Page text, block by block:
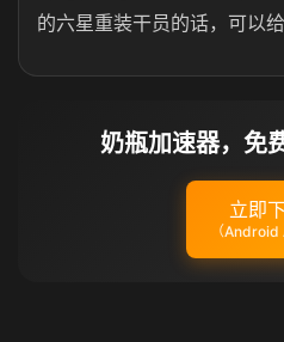
的六星重装干员的话，可以
奶瓶加速器，免
立即
（Android